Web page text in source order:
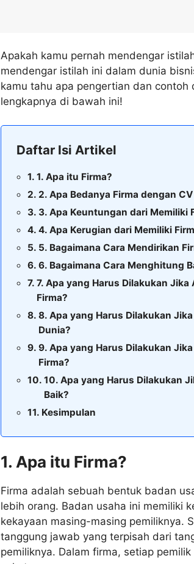
Apakah kamu pernah mendengar
mendengar istilah ini dalam dunia
kamu tahu apa pengertian dan contoh
lengkapnya di bawah ini!
Daftar Isi Artikel
1. Apa itu Firma?
2. Apa Bedanya Firma dengan
3. Apa Keuntungan dari Memiliki
4. Apa Kerugian dari Memiliki
5. Bagaimana Cara Mendirikan
6. Bagaimana Cara Menghitung
7. Apa yang Harus Dilakukan
Firma?
8. Apa yang Harus Dilakukan
Dunia?
9. Apa yang Harus Dilakukan
Firma?
10. Apa yang Harus Dilakukan
Baik?
Kesimpulan
1. Apa itu Firma?
Firma adalah sebuah bentuk badan
lebih orang. Badan usaha ini memiliki
kekayaan masing-masing pemiliknya.
tanggung jawab yang terpisah dari
pemiliknya. Dalam firma, setiap